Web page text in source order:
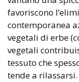
favoriscono
contemporanea
vegetali di erbe
vegetali
tessuto che
tende a rilassarsi.